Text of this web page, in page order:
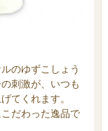
のゆずこしょう
刺激が、いつも
てくれます。
だわった逸品で